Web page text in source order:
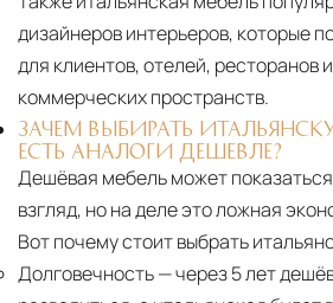
дизайнеров интерьеров, которые
для клиентов, отелей, ресторанов
коммерческих пространств.
ЗАЧЕМ ВЫБИРАТЬ
ЕСТЬ АНАЛОГИ ДЕШЕВЛЕ?
Дешёвая мебель может
взгляд, но на деле это ложная
Вот почему стоит выбрать
Долговечность— через 5 лет